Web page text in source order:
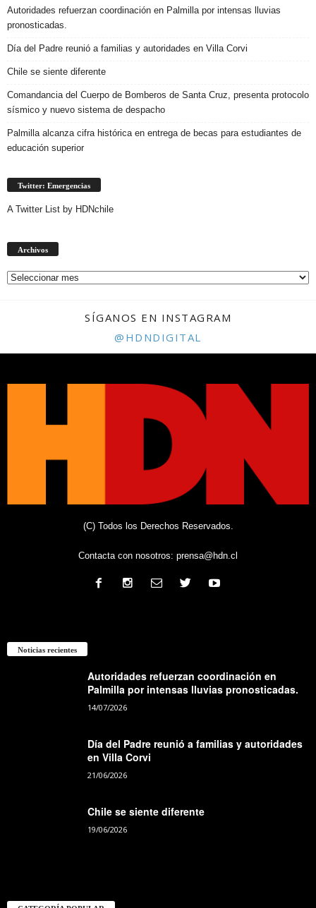
Autoridades refuerzan coordinación en Palmilla por intensas lluvias
pronosticadas.
Día del Padre reunió a familias y autoridades en Villa Corvi
Chile se siente diferente
Comandancia del Cuerpo de Bomberos de Santa Cruz, presenta protocolo
sísmico y nuevo sistema de despacho
Palmilla alcanza cifra histórica en entrega de becas para estudiantes de
educación superior
Twitter: Emergencias
A Twitter List by HDNchile
Archivos
SÍGANOS EN INSTAGRAM
@HDNDIGITAL
(C) Todos los Derechos Reservados.
Contacta con nosotros: prensa@hdn.cl
Noticias recientes
Autoridades refuerzan coordinación en
Palmilla por intensas lluvias pronosticadas.
14/07/2026
Día del Padre reunió a familias y autoridades
en Villa Corvi
21/06/2026
Chile se siente diferente
19/06/2026